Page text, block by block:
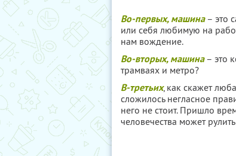
Во-первых, машина– это
или себя любимую на
нам вождение.
Во-вторых, машина– это
трамваях и метро?
В-третьих, как скажет
сложилось негласное
него не стоит. Пришло
человечества может